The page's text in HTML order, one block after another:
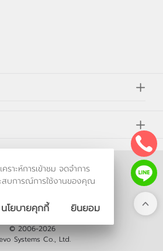
ร้านค้าออนไลน์
© 2006-2026
Systems Co., Ltd.
ราะห์การเข้าชม จดจำการ
สบการณ์การใช้งานของคุณ
นโยบายคุกกี้ ยินยอม